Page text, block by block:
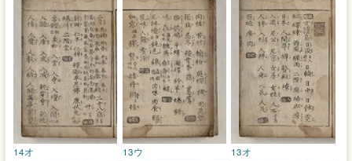
13オ
13ウ
14オ